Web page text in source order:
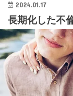
2024.01.17
長期化した不